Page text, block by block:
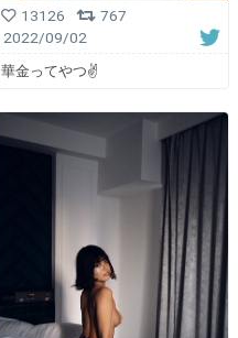
13126
767
2022/09/02
華金ってやつ✌️